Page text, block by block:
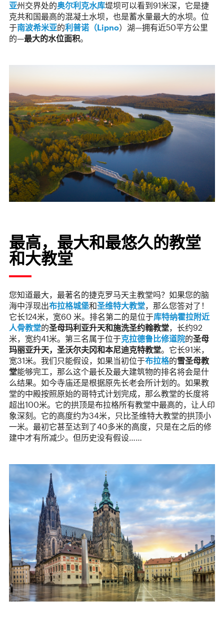
亚州交界处的奥尔利克水库堤坝可以看到91米深，它是捷
克共和国最高的混凝土水坝，也是蓄水量最大的水坝。位
于南波希米亚的利普诺（Lipno）湖—拥有近50平方公里
的—最大的水位面积。
最高，最大和最悠久的教堂
和大教堂
您知道最大，最著名的捷克罗马天主教堂吗？如果您的脑
海中浮现出布拉格城堡和圣维特大教堂，那么您答对了！
它长124米，宽60 米。排名第二的是位于库特纳霍拉附近
人骨教堂的圣母玛利亚升天和施洗圣约翰教堂，长约92
米，宽约41米。第三名属于位于克拉德鲁比修道院的圣母
玛丽亚升天，圣沃尔夫冈和本尼迪克特教堂。它长91米，
宽31米。我们只能假设，如果当初位于布拉格的雪圣母教
堂能够完工，那么这个最长及最大建筑物的排名将会是什
么结果。如今寺庙还是根据原先长老会所计划的。如果教
堂的中殿按照原始的哥特式计划完成，那么教堂的长度将
超出100米。它的拱顶是布拉格所有教堂中最高的，让人印
象深刻。它的高度约为34米，只比圣维特大教堂的拱顶小
一米。最初它甚至达到了40多米的高度，只是在之后的修
建中才有所减少。但历史没有假设……